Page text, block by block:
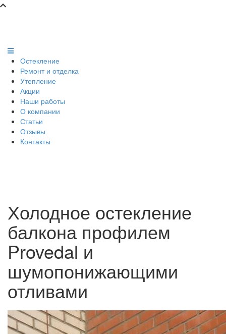
Остекление
Ремонт и отделка
Утепление
Акции
Наши работы
О компании
Статьи
Отзывы
Контакты
Холодное остекление
балкона профилем
Provedal и
шумопонижающими
отливами